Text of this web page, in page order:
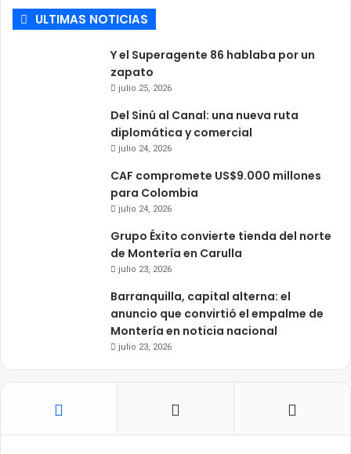
ULTIMAS NOTICIAS
Y el Superagente 86 hablaba por un
zapato
julio 25, 2026
Del Sinú al Canal: una nueva ruta
diplomática y comercial
julio 24, 2026
CAF compromete US$9.000 millones
para Colombia
julio 24, 2026
Grupo Éxito convierte tienda del norte
de Montería en Carulla
julio 23, 2026
Barranquilla, capital alterna: el
anuncio que convirtió el empalme de
Montería en noticia nacional
julio 23, 2026